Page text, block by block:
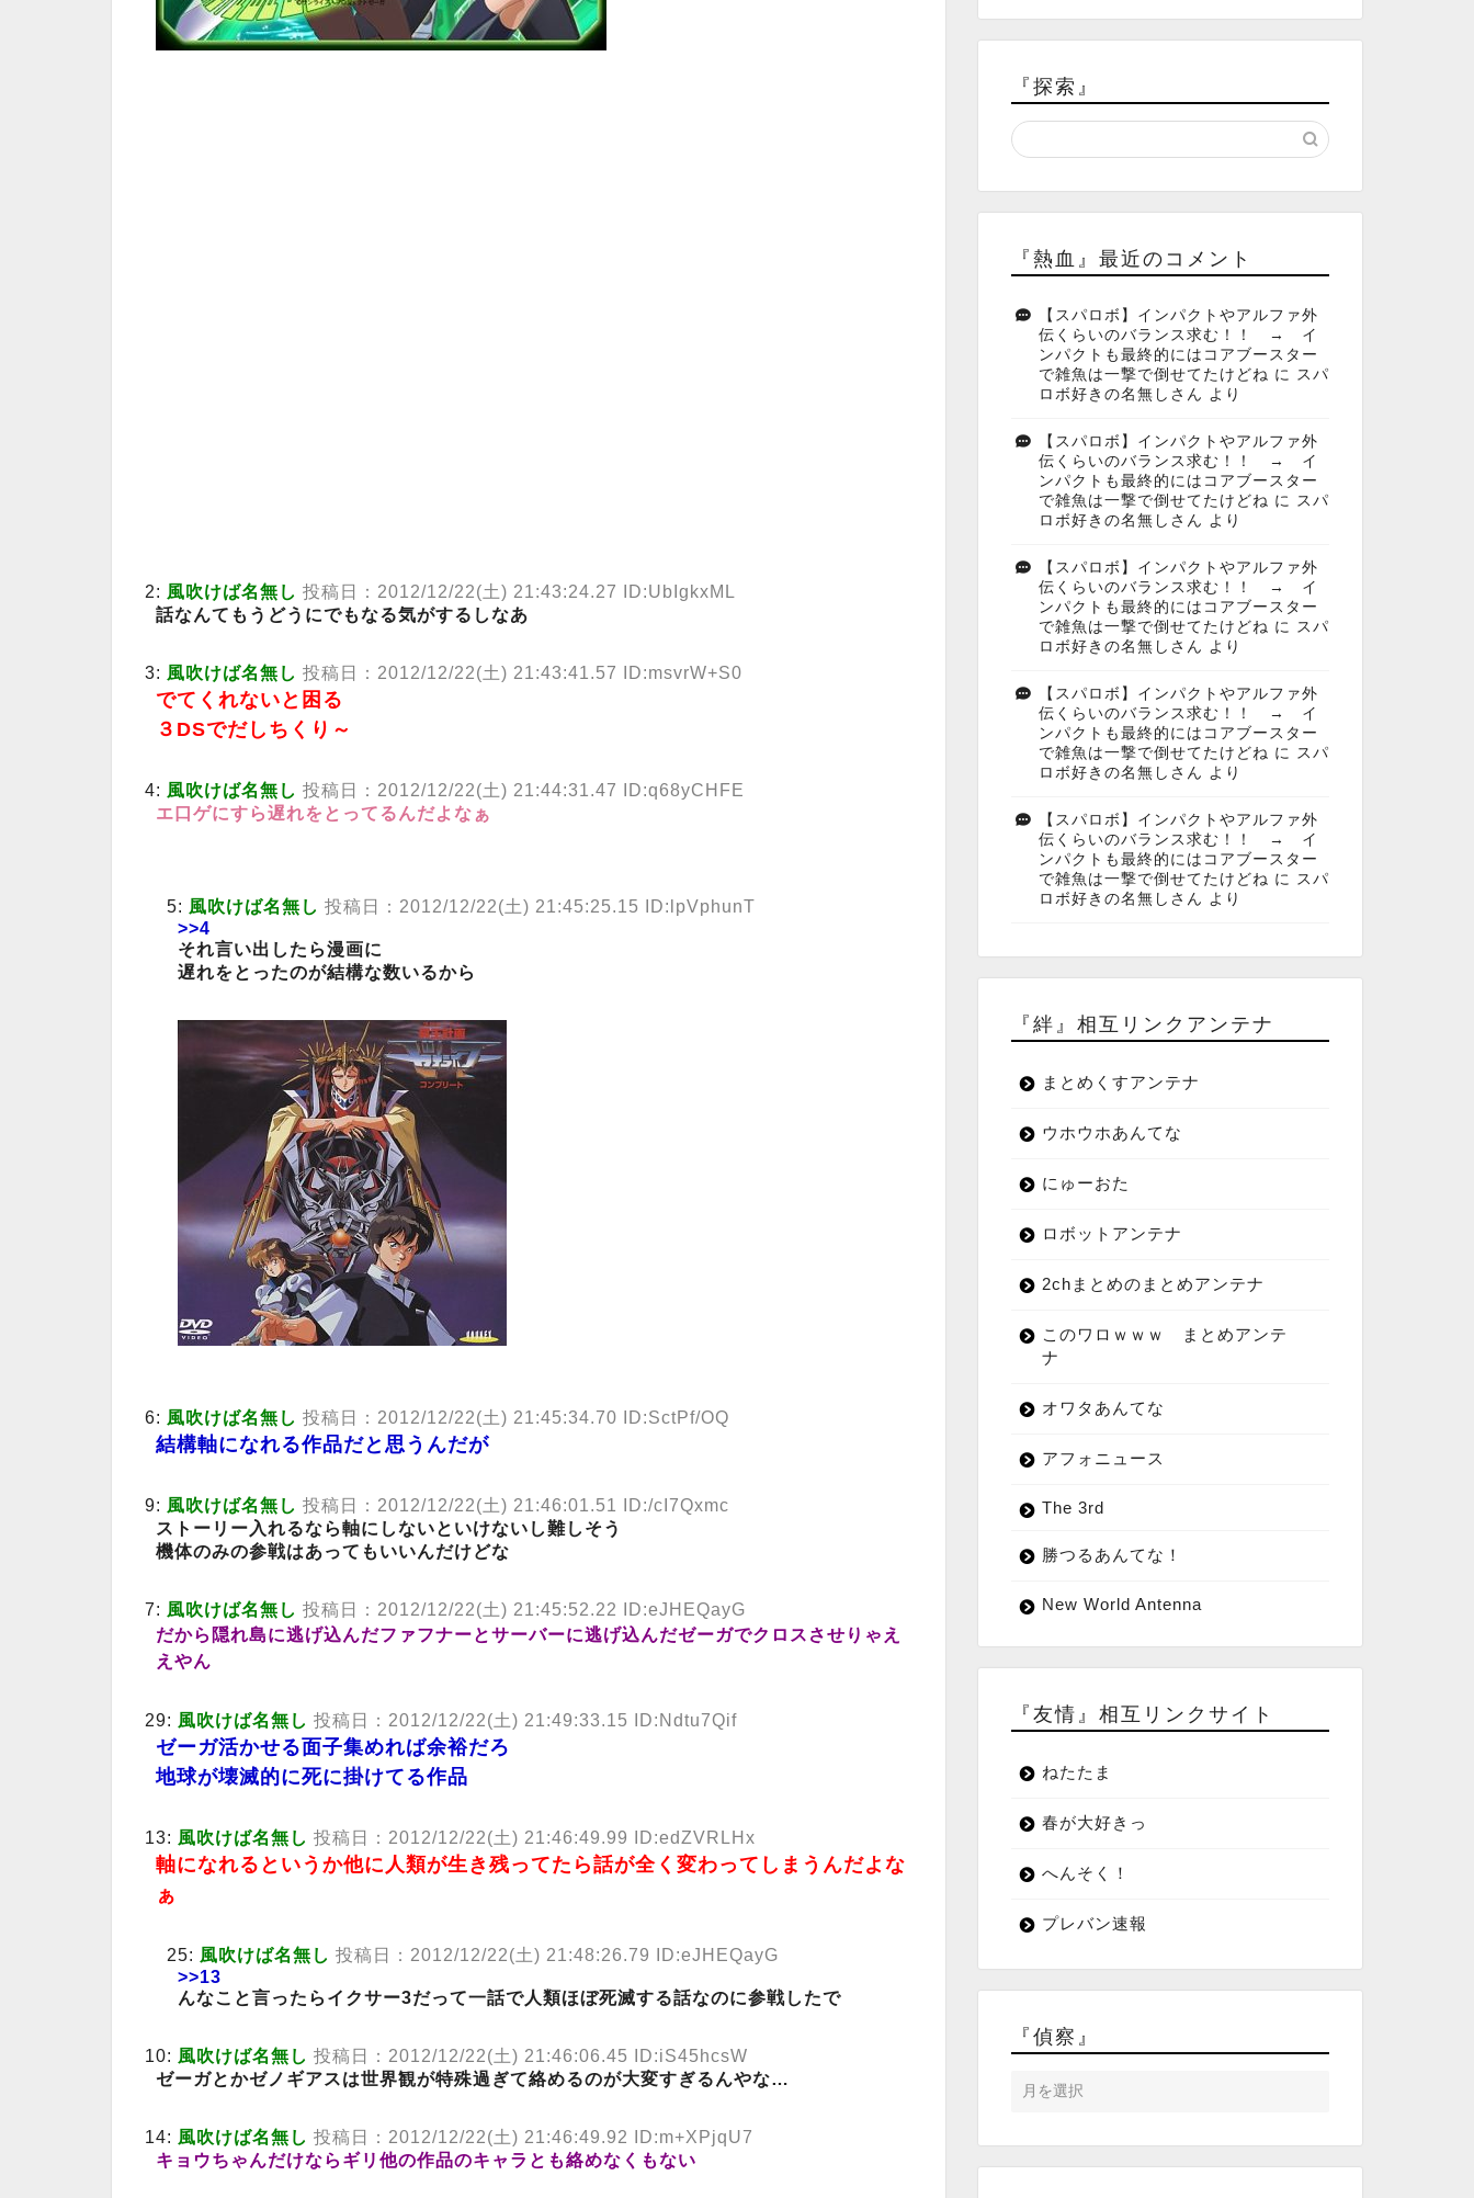
2: 風吹けば名無し 投稿日：2012/12/22(土) 21:43:24.27 ID:UbIgkxML
話なんてもうどうにでもなる気がするしなあ
3: 風吹けば名無し 投稿日：2012/12/22(土) 21:43:41.57 ID:msvrW+S0
でてくれないと困る
３DSでだしちくり～
4: 風吹けば名無し 投稿日：2012/12/22(土) 21:44:31.47 ID:q68yCHFE
エ口ゲにすら遅れをとってるんだよなぁ
5: 風吹けば名無し 投稿日：2012/12/22(土) 21:45:25.15 ID:lpVphunT
>>4
それ言い出したら漫画に
遅れをとったのが結構な数いるから
6: 風吹けば名無し 投稿日：2012/12/22(土) 21:45:34.70 ID:SctPf/OQ
結構軸になれる作品だと思うんだが
9: 風吹けば名無し 投稿日：2012/12/22(土) 21:46:01.51 ID:/cI7Qxmc
ストーリー入れるなら軸にしないといけないし難しそう
機体のみの参戦はあってもいいんだけどな
7: 風吹けば名無し 投稿日：2012/12/22(土) 21:45:52.22 ID:eJHEQayG
だから隠れ島に逃げ込んだファフナーとサーバーに逃げ込んだゼーガでクロスさせりゃえ
えやん
29: 風吹けば名無し 投稿日：2012/12/22(土) 21:49:33.15 ID:Ndtu7Qif
ゼーガ活かせる面子集めれば余裕だろ
地球が壊滅的に死に掛けてる作品
13: 風吹けば名無し 投稿日：2012/12/22(土) 21:46:49.99 ID:edZVRLHx
軸になれるというか他に人類が生き残ってたら話が全く変わってしまうんだよな
ぁ
25: 風吹けば名無し 投稿日：2012/12/22(土) 21:48:26.79 ID:eJHEQayG
>>13
んなこと言ったらイクサー3だって一話で人類ほぼ死滅する話なのに参戦したで
10: 風吹けば名無し 投稿日：2012/12/22(土) 21:46:06.45 ID:iS45hcsW
ゼーガとかゼノギアスは世界観が特殊過ぎて絡めるのが大変すぎるんやな…
14: 風吹けば名無し 投稿日：2012/12/22(土) 21:46:49.92 ID:m+XPjqU7
キョウちゃんだけならギリ他の作品のキャラとも絡めなくもない
『探索』
『熱血』最近のコメント
【スパロボ】インパクトやアルファ外
伝くらいのバランス求む！！ → イ
ンパクトも最終的にはコアブースター
で雑魚は一撃で倒せてたけどね に
スパ
ロボ好きの名無しさん より
【スパロボ】インパクトやアルファ外
伝くらいのバランス求む！！ → イ
ンパクトも最終的にはコアブースター
で雑魚は一撃で倒せてたけどね に
スパ
ロボ好きの名無しさん より
【スパロボ】インパクトやアルファ外
伝くらいのバランス求む！！ → イ
ンパクトも最終的にはコアブースター
で雑魚は一撃で倒せてたけどね に
スパ
ロボ好きの名無しさん より
【スパロボ】インパクトやアルファ外
伝くらいのバランス求む！！ → イ
ンパクトも最終的にはコアブースター
で雑魚は一撃で倒せてたけどね に
スパ
ロボ好きの名無しさん より
【スパロボ】インパクトやアルファ外
伝くらいのバランス求む！！ → イ
ンパクトも最終的にはコアブースター
で雑魚は一撃で倒せてたけどね に
スパ
ロボ好きの名無しさん より
『絆』相互リンクアンテナ
まとめくすアンテナ
ウホウホあんてな
にゅーおた
ロボットアンテナ
2chまとめのまとめアンテナ
このワロｗｗｗ まとめアンテ
ナ
オワタあんてな
アフォニュース
The 3rd
勝つるあんてな！
New World Antenna
『友情』相互リンクサイト
ねたたま
春が大好きっ
へんそく！
プレバン速報
『偵察』